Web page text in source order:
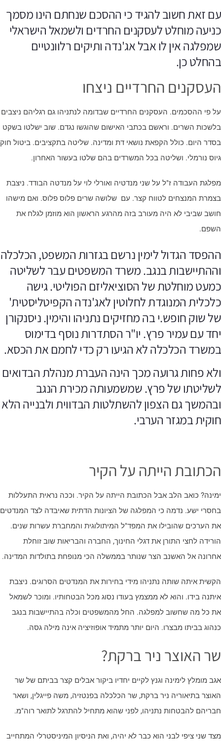
זאת חשוב להגיד כי ההסכם שנחתם הינו מסמך
מוחלט לעסקנים החרדים ולשמאל הישראלי
אין לו אבל אג'נדה ותיקים רלוונטיים
כן.
החרדיים ניצחו
פי ההסכמים. העסקנים החרדיים שבדומה לנתניהו גם רגליהם ניצבים
השרים. וראשם בכתבי האישום שהוגשו נגדם. שוב ישלטו בשקט
היום. כולל הקפאת נושאי דת ומדינה. שליטה בתקציבים. ביטול חוק
נורמלי. ושליטה בכל המשרדים בהם שלטו בעשור האחרון.
העבודה ז"ל על שני מנדטיה ואורלי לוי על מנדטה הבודד. ניצבת
המנצחים לטווח קצר. עם שלושה שרים פלוס פלוס. ואם מישהו
שביבי לא היה מעורב בזה מהרגע הראשון הוא מוזמן לגלח את
הגדול לימין נרשם בגזרות המשפט, הכלכלה
בנגב. משרד המשפטים עבר לשליטה
מוחלטת של הסוציאליזם הפוליטי. גישה
המנוגדת לחלוטין לאג'נדה הקפיטליסטית'
שוק חופש.י בה מחזיקים נתניהו והימין. ניסנקורן
עם עמיר פרץ. יו"ר הסתדרות נוסף בדימוס
הכלכלה לא הגיעו רק כדי לחמם את הכסא.
פחות גרועה מכך הינה העברת מנהלת הבדואים
של פרץ. שמשמעותה מכירת הנגב
גם הצפון להשתלטות הבדווית ולבנייה הלא
במגזר הערבי.
הייתה על הקיר
כואב הלב אבל הכתובת הייתה על הקיר. וככה נראית התעללות
ישע. נדמה כי המפלגה של הציונות הדתית שאיבדה לצד המנדטים
הערכים שהובילו את המפד"ל המיתולוגית והמחברת עשרות שנים.
לחצי התורן את דגלי החינוך, החברה והבריאות שוב זוחלת
אל האשנב הצר שנותר בממשלה הכי מנופחת בתולדות המדינה.
איתה שותה נתניהו מידי בחירות את המנדטים הסרוגים. ניצבת
בידו. והוא לא ממצמץ בעודו נסוג מכל הבטחותיו. ומוכר לשמאל
כל מה שחשוב למפלגה. החל מהמשפטים וכלה בהתיישבות בנגב
בביתו מבצרו. היום יותר מתמיד אופוזיציה אינה מילה גסה.
האוצר ניר ברקת?
מומלץ לימינה וגנץ לקיים יחדיו ביקור אבלים קצר בביתם של שר
בתיאוריה ניר ברקת, שר הכלכלה בפנטזיה, משה פייגלין, ושאר
להבטחות נתניהו, לפני שהוא מתחיל להתרגל לתואר רוה"מ.
שני ציפי לבני הוא כבר לא יהיה, ואת הניסיון המיניסטרלי המתחייב